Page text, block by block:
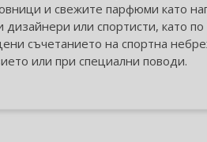
и свежите парфюми като
или спортисти, като
съчетанието на спортна
или при специални поводи.